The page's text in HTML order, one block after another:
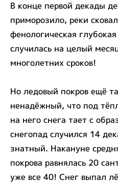
В конце первой декады
приморозило, реки
фенологическая
случилась на целый
многолетних сроков!
Но ледовый покров ещё
ненадёжный, что под
на него снега тает с
снегопад случился 14
знатный. Накануне
покрова равнялась 20
уже все 40! Снег выпал